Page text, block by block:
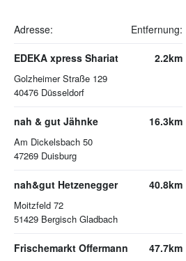
Adresse: Entfernung:
EDEKA xpress Shariat
Golzheimer Straße 129
40476 Düsseldorf
2.2km
nah & gut Jähnke
Am Dickelsbach 50
47269 Duisburg
16.3km
nah&gut Hetzenegger
Moitzfeld 72
51429 Bergisch Gladbach
40.8km
Frischemarkt Offermann 47.7km